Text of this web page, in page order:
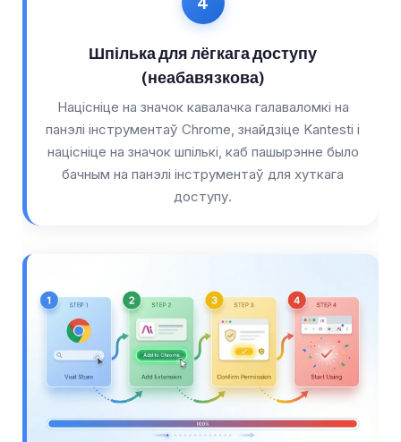
Шпілька для лёгкага доступу
(неабавязкова)
Націсніце на значок кавалачка галаваломкі на
панэлі інструментаў Chrome, знайдзіце Kantesti і
націсніце на значок шпількі, каб пашырэнне было
бачным на панэлі інструментаў для хуткага
доступу.
Íslenska
Српски језик
Svenska
Bosanski
Azərbaycan dili
Русский
Lietuvių kalba